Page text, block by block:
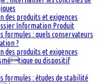
des produits et exigences
Information Produit
formules : quels conservateurs
?
des produits et exigences
ou dispositif
formules : études de stabilité